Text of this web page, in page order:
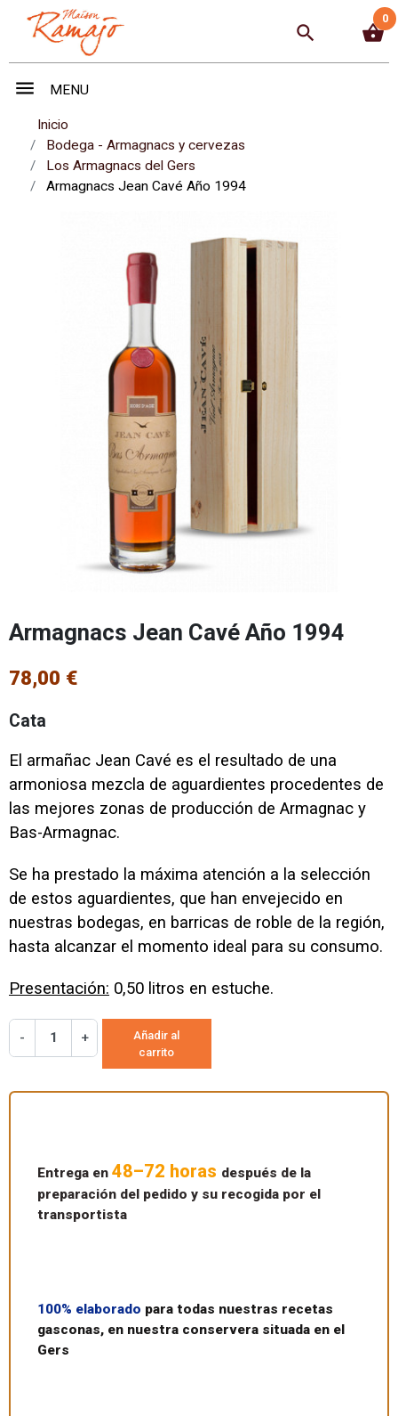
search shopping_basket
0
menu MENU
Inicio
Bodega - Armagnacs y cervezas
Los Armagnacs del Gers
Armagnacs Jean Cavé Año 1994
Armagnacs Jean Cavé Año 1994
78,00 €
Cata
El armañac Jean Cavé es el resultado de una
armoniosa mezcla de aguardientes procedentes de
las mejores zonas de producción de Armagnac y
Bas-Armagnac.
Se ha prestado la máxima atención a la selección
de estos aguardientes, que han envejecido en
nuestras bodegas, en barricas de roble de la región,
hasta alcanzar el momento ideal para su consumo.
Presentación: 0,50 litros en estuche.
- +
Añadir al
carrito
Entrega en 48–72 horas después de la
preparación del pedido y su recogida por el
transportista
100% elaborado para todas nuestras recetas
gasconas, en nuestra conservera situada en el
Gers